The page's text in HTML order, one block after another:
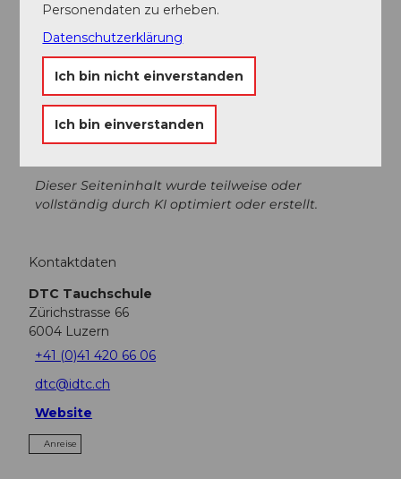
Teilnahme-Informationen
Anzahl Teilnehmer (minimal): 1
Dieser Seiteninhalt wurde teilweise oder
vollständig durch KI optimiert oder erstellt.
Kontaktdaten
DTC Tauchschule
Zürichstrasse 66
6004 Luzern
+41 (0)41 420 66 06
dtc@idtc.ch
Website
Anreise
Personendaten zu erheben.
Datenschutzerklärung
Ich bin nicht einverstanden
Ich bin einverstanden